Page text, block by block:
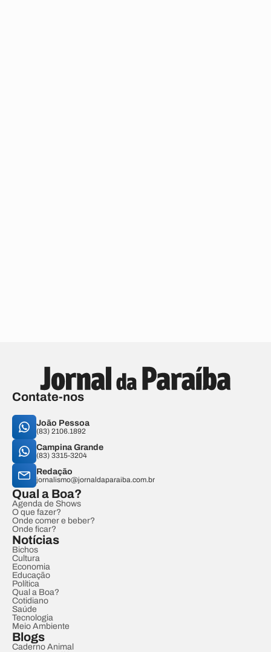
Contate-nos
João Pessoa
(83) 2106.1892
Campina Grande
(83) 3315-3204
Redação
jornalismo@jornaldaparaiba.com.br
Qual a Boa?
Agenda de Shows
O que fazer?
Onde comer e beber?
Onde ficar?
Notícias
Bichos
Cultura
Economia
Educação
Política
Qual a Boa?
Cotidiano
Saúde
Tecnologia
Meio Ambiente
Blogs
Caderno Animal